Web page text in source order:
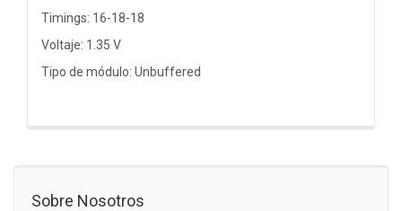
Timings: 16-18-18
Voltaje: 1.35 V
Tipo de módulo: Unbuffered
Sobre Nosotros